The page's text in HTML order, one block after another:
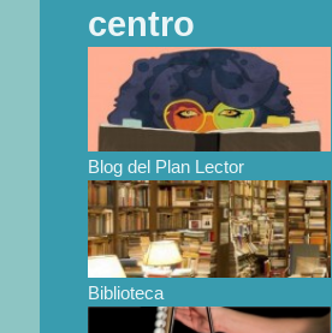
centro
Blog del Plan Lector
Biblioteca